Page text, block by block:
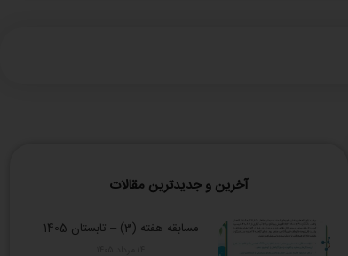
آخرین و جدیدترین مقالات
مسابقه هفته (3) – تابستان 1405